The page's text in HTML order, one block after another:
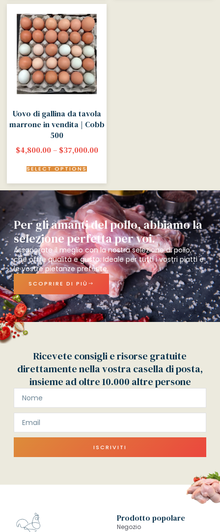
Uovo di gallina da tavola
marrone in vendita | Cobb
500
$4,800.00 – $37,000.00
SELECT OPTIONS
Per gli amanti del pollo, abbiamo la
selezione perfetta per voi.
Assaporate il meglio con la nostra selezione di pollo,
che offre qualità e gusto. Ideale per tutti i vostri piatti e
le vostre pietanze preferite.
SCOPRIRE DI PIÙ
Ricevete consigli e risorse gratuite
direttamente nella vostra casella di posta,
insieme ad oltre 10.000 altre persone
ISCRIVITI
Prodotto popolare
Negozio